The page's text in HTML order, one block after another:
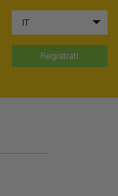
IT
Registrati